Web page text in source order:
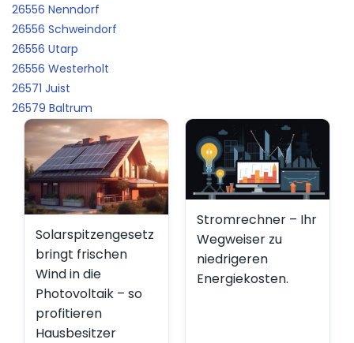
26556 Nenndorf
26556 Schweindorf
26556 Utarp
26556 Westerholt
26571 Juist
26579 Baltrum
Solarspitzengesetz
bringt frischen
Wind in die
Photovoltaik – so
profitieren
Hausbesitzer
Stromrechner – Ihr
Wegweiser zu
niedrigeren
Energiekosten.